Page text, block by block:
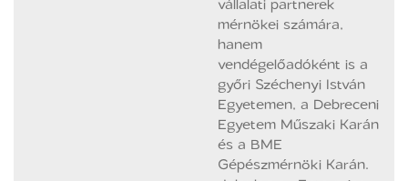
mérnökei számára,
hanem
vendégelőadóként is a
győri Széchenyi István
Egyetemen, a Debreceni
Egyetem Műszaki Karán
és a BME
Gépészmérnöki Karán.